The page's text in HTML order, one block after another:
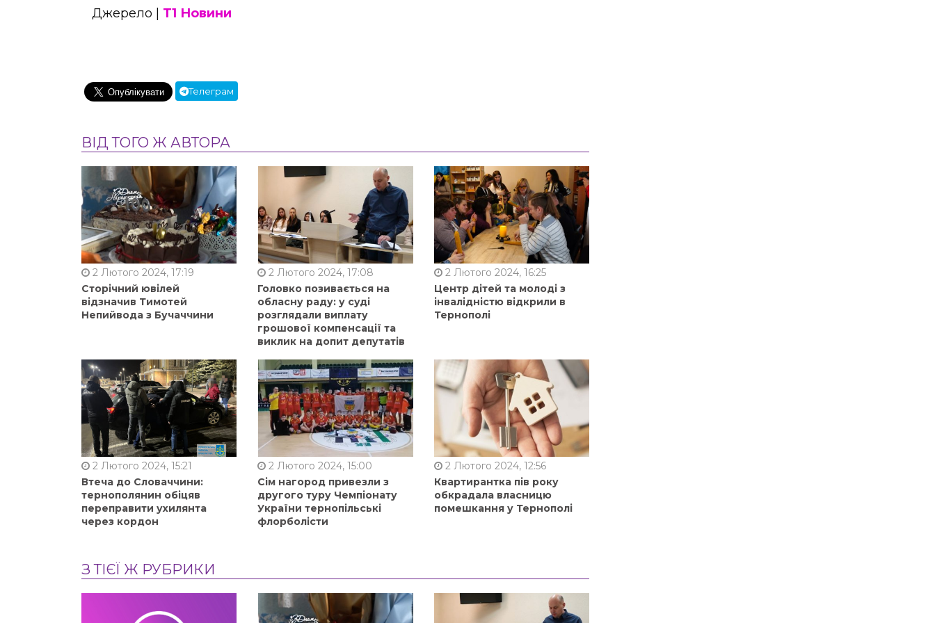
Джерело | Т1 Новини
Телеграм
ВІД ТОГО Ж АВТОРА
2 Лютого 2024, 17:19
Сторічний ювілей
відзначив Тимотей
Непийвода з Бучаччини
2 Лютого 2024, 17:08
Головко позивається на
обласну раду: у суді
розглядали виплату
грошової компенсації та
виклик на допит депутатів
2 Лютого 2024, 16:25
Центр дітей та молоді з
інвалідністю відкрили в
Тернополі
2 Лютого 2024, 15:21
Втеча до Словаччини:
тернополянин обіцяв
переправити ухилянта
через кордон
2 Лютого 2024, 15:00
Сім нагород привезли з
другого туру Чемпіонату
України тернопільські
флорболісти
2 Лютого 2024, 12:56
Квартирантка пів року
обкрадала власницю
помешкання у Тернополі
З ТІЄЇ Ж РУБРИКИ